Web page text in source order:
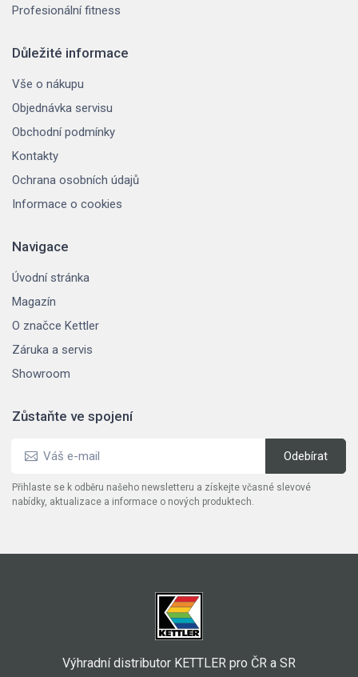
Profesionální fitness
Důležité informace
Vše o nákupu
Objednávka servisu
Obchodní podmínky
Kontakty
Ochrana osobních údajů
Informace o cookies
Navigace
Úvodní stránka
Magazín
O značce Kettler
Záruka a servis
Showroom
Zůstaňte ve spojení
Přihlaste se k odběru našeho newsletteru a získejte včasné slevové
nabídky, aktualizace a informace o nových produktech.
Výhradní distributor KETTLER pro ČR a SR